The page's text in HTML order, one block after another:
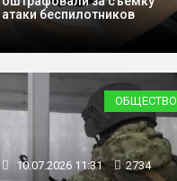
атаки беспилотников
ОБЩЕСТВО
10.07.2026 11:31 2734